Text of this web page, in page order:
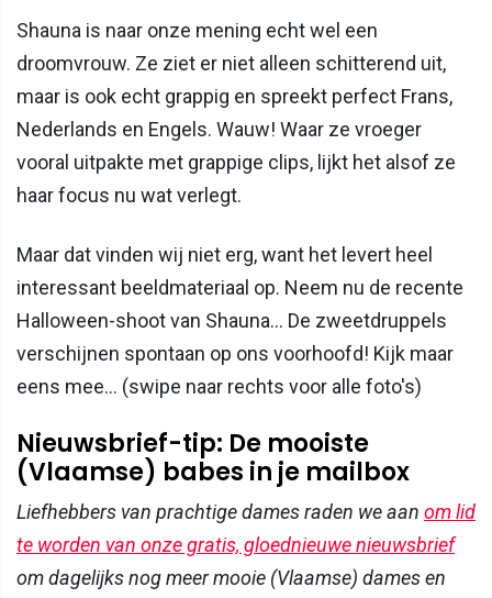
Shauna is naar onze mening echt wel een
droomvrouw. Ze ziet er niet alleen schitterend uit,
maar is ook echt grappig en spreekt perfect Frans,
Nederlands en Engels. Wauw! Waar ze vroeger
vooral uitpakte met grappige clips, lijkt het alsof ze
haar focus nu wat verlegt.
Maar dat vinden wij niet erg, want het levert heel
interessant beeldmateriaal op. Neem nu de recente
Halloween-shoot van Shauna... De zweetdruppels
verschijnen spontaan op ons voorhoofd! Kijk maar
eens mee... (swipe naar rechts voor alle foto's)
Nieuwsbrief-tip: De mooiste
(Vlaamse) babes in je mailbox
Liefhebbers van prachtige dames raden we aan om lid
te worden van onze gratis, gloednieuwe nieuwsbrief
om dagelijks nog meer mooie (Vlaamse) dames en